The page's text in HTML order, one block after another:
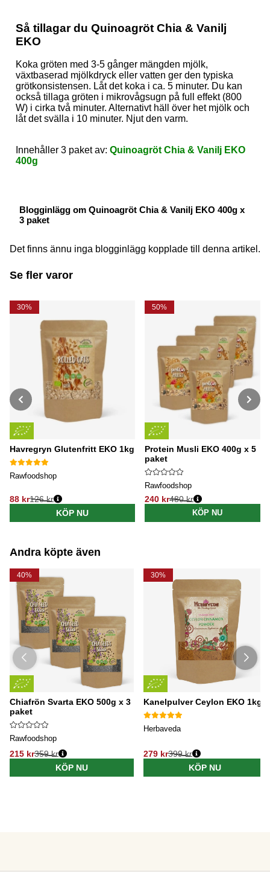
Så tillagar du Quinoagröt Chia & Vanilj
EKO
Koka gröten med 3-5 gånger mängden mjölk,
växtbaserad mjölkdryck eller vatten ger den typiska
grötkonsistensen. Låt det koka i ca. 5 minuter. Du kan
också tillaga gröten i mikrovågsugn på full effekt (800
W) i cirka två minuter. Alternativt häll över het mjölk och
låt det svälla i 10 minuter. Njut den varm.
Innehåller 3 paket av: Quinoagröt Chia & Vanilj EKO
400g
Blogginlägg om Quinoagröt Chia & Vanilj EKO 400g x
3 paket
Det finns ännu inga blogginlägg kopplade till denna artikel.
Se fler varor
30%
Havregryn Glutenfritt EKO 1kg
Rawfoodshop
88 kr
Ordinarie pris:
126 kr
KÖP NU
50%
Protein Musli EKO 400g x 5
paket
Rawfoodshop
240 kr
Ordinarie pris:
480 kr
KÖP NU
Andra köpte även
40%
Chiafrön Svarta EKO 500g x 3
paket
Rawfoodshop
215 kr359 kr
KÖP NU
30%
Kanelpulver Ceylon EKO 1kg
Herbaveda
279 kr399 kr
KÖP NU